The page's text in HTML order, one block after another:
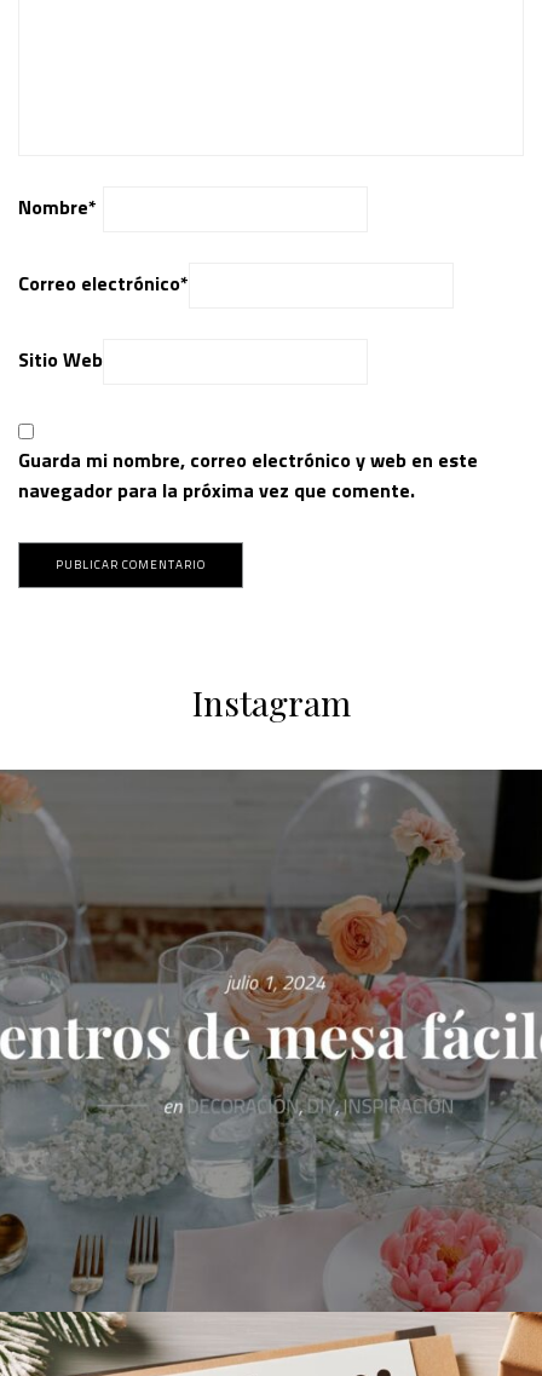
Nombre*
Correo electrónico*
Sitio Web
Guarda mi nombre, correo electrónico y web en este
navegador para la próxima vez que comente.
Instagram